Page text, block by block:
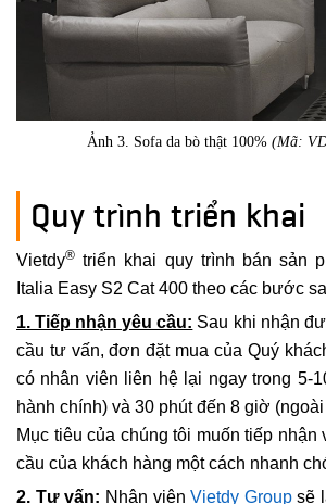
Ảnh 3. Sofa da bò thật 100% (Mã:
Quy trình triển khai
Vietdy® triển khai quy trình bán sản
Italia Easy S2 Cat 400 theo các bước
1. Tiếp nhận yêu cầu: Sau khi nhận
cầu tư vấn, đơn đặt mua của Quý
có nhân viên liên hệ lại ngay trong 5-
hành chính) và 30 phút đến 8 giờ
Mục tiêu của chúng tôi muốn tiếp nhận
cầu của khách hàng một cách nhanh
2. Tư vấn: Nhân viênVietdy Groupsẽ